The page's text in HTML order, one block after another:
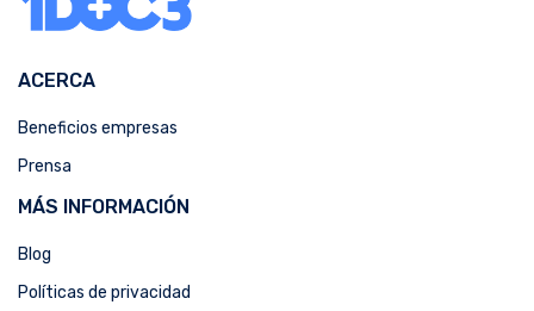
ACERCA
Beneficios empresas
Prensa
MÁS INFORMACIÓN
Blog
Políticas de privacidad